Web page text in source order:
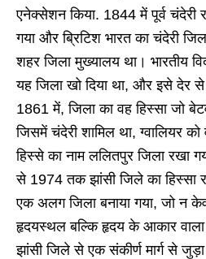
एनेक्सेशन किया. 1844 में पूर्व चंदेरी
गया और ब्रिटिश भारत का चंदेरी
शहर जिला मुख्यालय था। भारतीय
यह जिला खो दिया था, और इसे देर
1861 में, जिला का वह हिस्सा जो
जिसमें चंदेरी शामिल था, ग्वालियर
हिस्से का नाम ललितपुर जिला रखा
से 1974 तक झांसी जिले का हिस्सा
एक अलग जिला बनाया गया, जो न
हृदयस्थल बल्कि हृदय के आकार वाला
झांसी जिले से एक संकीर्ण मार्ग से